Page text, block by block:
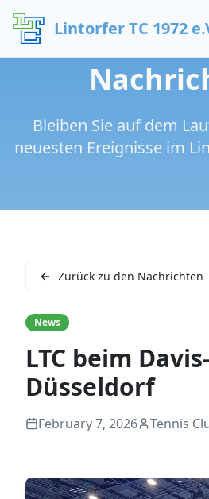
Lintorfer TC 1972
Bleiben Sie auf dem
neuesten Ereignisse im
Zurück zu den Nachrichten
News
LTC beim
Düsseldorf
February 7, 2026 Tennis